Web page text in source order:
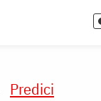
Predici